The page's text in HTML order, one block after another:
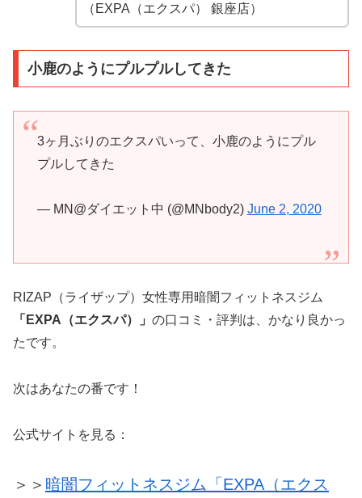
（EXPA（エクスパ） 銀座店）
小鹿のようにプルプルしてきた
3ヶ月ぶりのエクスパいって、小鹿のようにプル
プルしてきた
— MN@ダイエット中 (@MNbody2) June 2, 2020
RIZAP（ライザップ）女性専用暗闇フィットネスジム
「EXPA（エクスパ）」 の口コミ・評判は、かなり良かっ
たです。
次はあなたの番です！
公式サイトを見る：
＞＞ 暗闇フィットネスジム「EXPA（エクス